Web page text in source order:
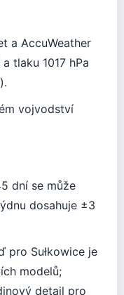
a AccuWeather
tlaku 1017 hPa
vojvodství
dní se může
dosahuje ±3
pro Sułkowice je
modelů;
detail pro